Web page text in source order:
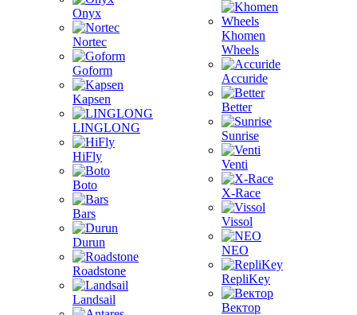
Onyx
Nortec
Goform
Kapsen
LINGLONG
HiFly
Boto
Bars
Durun
Roadstone
Landsail
Khomen
Wheels
Accuride
Better
Sunrise
Venti
X-Race
Vissol
NEO
RepliKey
Вектор